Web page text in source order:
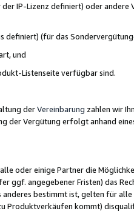
IP-Lizenz definiert) oder
definiert) (für das
und
Listenseite verfügbar sind.
derVereinbarung zahlen wir
der Vergütung erfolgt anhand
oder einige Partner die
ggf. angegebener Fristen) das
bestimmt ist, gelten für
kommt)